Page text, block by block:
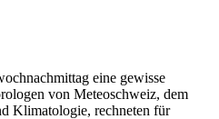
eine gewisse
von Meteoschweiz, dem
Klimatologie, rechneten für